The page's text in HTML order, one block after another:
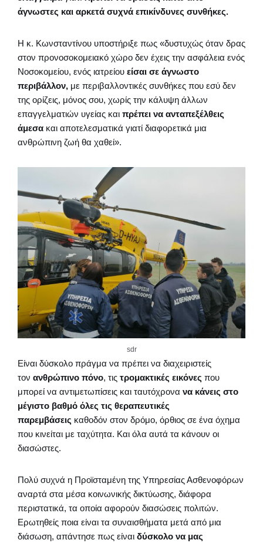
άγνωστες και αρκετά συχνά επικίνδυνες συνθήκες.
Η κ. Κωνσταντίνου υποστήριξε πως «δυστυχώς όταν δρας
στον προνοσοκομειακό χώρο δεν έχεις την ασφάλεια ενός
Νοσοκομείου, ενός ιατρείου είσαι σε άγνωστο
περιβάλλον, με περιβαλλοντικές συνθήκες που εσύ δεν
της ορίζεις, μόνος σου, χωρίς την κάλυψη άλλων
επαγγελματιών υγείας και πρέπει να ανταπεξέλθεις
άμεσα και αποτελεσματικά γιατί διαφορετικά μια
ανθρώπινη ζωή θα χαθεί».
sdr
Είναι δύσκολο πράγμα να πρέπει να διαχειριστείς
τον ανθρώπινο πόνο, τις τρομακτικές εικόνες που
μπορεί να αντιμετωπίσεις και ταυτόχρονα να κάνεις στο
μέγιστο βαθμό όλες τις θεραπευτικές
παρεμβάσεις καθοδόν στον δρόμο, όρθιος σε ένα όχημα
που κινείται με ταχύτητα. Και όλα αυτά τα κάνουν οι
διασώστες.
Πολύ συχνά η Προϊσταμένη της Υπηρεσίας Ασθενοφόρων
αναρτά στα μέσα κοινωνικής δικτύωσης, διάφορα
περιστατικά, τα οποία αφορούν διασώσεις πολιτών.
Ερωτηθείς ποια είναι τα συναισθήματα μετά από μια
διάσωση, απάντησε πως είναι δύσκολο να μας